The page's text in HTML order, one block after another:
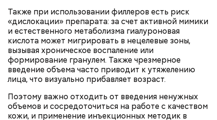
Также при использовании филлеров есть риск
«дислокации» препарата: за счет активной мимики
и естественного метаболизма гиалуроновая
кислота может мигрировать в нецелевые зоны,
вызывая хроническое воспаление или
формирование гранулем. Также чрезмерное
введение объема часто приводит к утяжелению
лица, что визуально прибавляет возраст.
Поэтому важно отходить от введения ненужных
объемов и сосредоточиться на работе с качеством
кожи, и применение инъекционных методик в
Жареные кабачки с томатами и
базиликом
до однородной массы — у вас получится белая
глазурь. Ее можно наносить на куличи после их
полного остывания. Вместо стандартной
кондитерской посыпки предлагаю использовать
кусочки шоколада и кураги, — добавил собеседник
«ВМ».